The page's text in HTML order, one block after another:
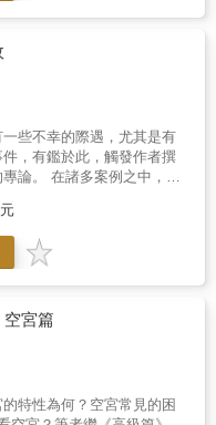
Understanding the
can also help improve
the wisdom of the
transform every
些不幸的際遇，尤其是有
，有鑑於此，觸發作者撰
例之中，除
讀者對書中所提的論命方
定可以體會到斗數命理上
用此類方式來解析其命理
元
宮篇
特性為何？空宮常見的困